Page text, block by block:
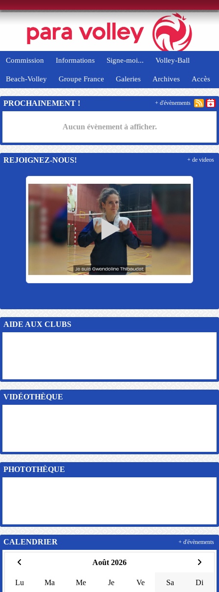
Commission Informations Signe-moi... Volley-Ball
Beach-Volley Groupe France Galeries Archives Accès
PROCHAINEMENT !
Aucun évènement à afficher.
+ d'évènements
REJOIGNEZ-NOUS! + de videos
AIDE AUX CLUBS
VIDÉOTHÈQUE
PHOTOTHÈQUE
CALENDRIER
Août 2026
Lu Ma Me Je Ve Sa Di
+ d'évènements